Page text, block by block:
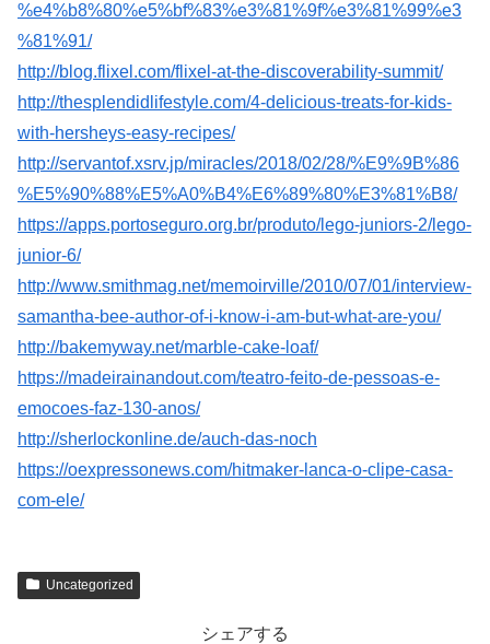
%e4%b8%80%e5%bf%83%e3%81%9f%e3%81%99%e3
%81%91/
http://blog.flixel.com/flixel-at-the-discoverability-summit/
http://thesplendidlifestyle.com/4-delicious-treats-for-kids-
with-hersheys-easy-recipes/
http://servantof.xsrv.jp/miracles/2018/02/28/%E9%9B%86
%E5%90%88%E5%A0%B4%E6%89%80%E3%81%B8/
https://apps.portoseguro.org.br/produto/lego-juniors-2/lego-
junior-6/
http://www.smithmag.net/memoirville/2010/07/01/interview-
samantha-bee-author-of-i-know-i-am-but-what-are-you/
http://bakemyway.net/marble-cake-loaf/
https://madeirainandout.com/teatro-feito-de-pessoas-e-
emocoes-faz-130-anos/
http://sherlockonline.de/auch-das-noch
https://oexpressonews.com/hitmaker-lanca-o-clipe-casa-
com-ele/
Uncategorized
シェアする